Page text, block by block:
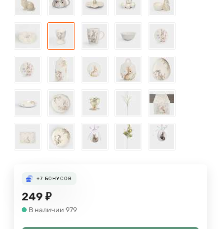
+7 БОНУСОВ
249 ₽
В наличии 979